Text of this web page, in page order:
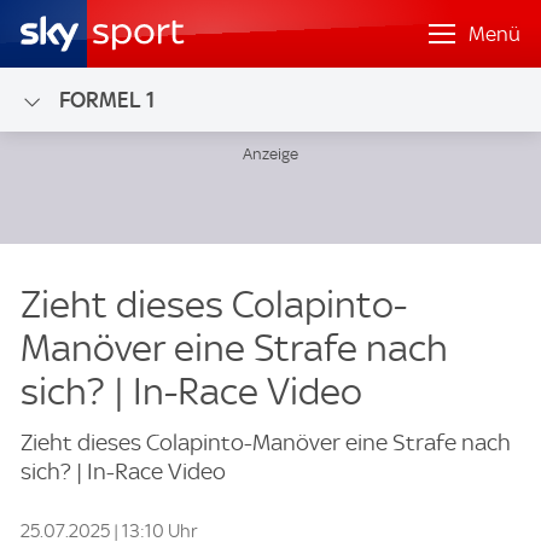
Menü
FORMEL 1
Zieht dieses Colapinto-
Manöver eine Strafe nach
sich? | In-Race Video
Zieht dieses Colapinto-Manöver eine Strafe nach
sich? | In-Race Video
25.07.2025 | 13:10 Uhr